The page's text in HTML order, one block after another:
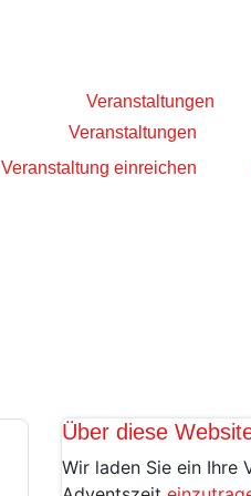
Veranstaltungen
Veranstaltungen
Veranstaltung einreichen
Über diese
Wir laden Sie ein Ihre